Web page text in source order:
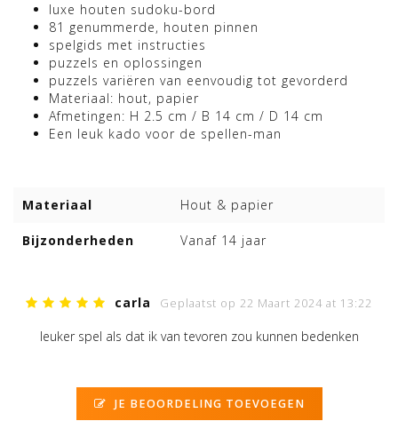
luxe houten sudoku-bord
81 genummerde, houten pinnen
spelgids met instructies
puzzels en oplossingen
puzzels variëren van eenvoudig tot gevorderd
Materiaal: hout, papier
Afmetingen: H 2.5 cm / B 14 cm / D 14 cm
Een leuk kado voor de spellen-man
Materiaal Hout & papier
Bijzonderheden Vanaf 14 jaar
carla Geplaatst op 22 Maart 2024 at 13:22
leuker spel als dat ik van tevoren zou kunnen bedenken
JE BEOORDELING TOEVOEGEN